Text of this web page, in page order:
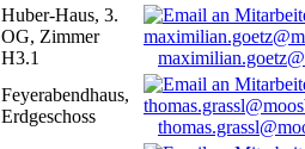
Huber-Haus, 3.
OG, Zimmer
H3.1
Feyerabendhaus,
Erdgeschoss